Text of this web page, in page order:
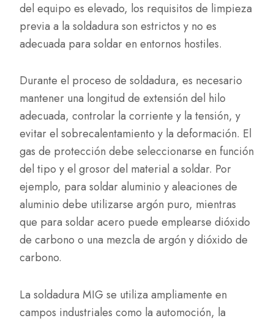
del equipo es elevado, los requisitos de limpieza
previa a la soldadura son estrictos y no es
adecuada para soldar en entornos hostiles.
Durante el proceso de soldadura, es necesario
mantener una longitud de extensión del hilo
adecuada, controlar la corriente y la tensión, y
evitar el sobrecalentamiento y la deformación. El
gas de protección debe seleccionarse en función
del tipo y el grosor del material a soldar. Por
ejemplo, para soldar aluminio y aleaciones de
aluminio debe utilizarse argón puro, mientras
que para soldar acero puede emplearse dióxido
de carbono o una mezcla de argón y dióxido de
carbono.
La soldadura MIG se utiliza ampliamente en
campos industriales como la automoción, la